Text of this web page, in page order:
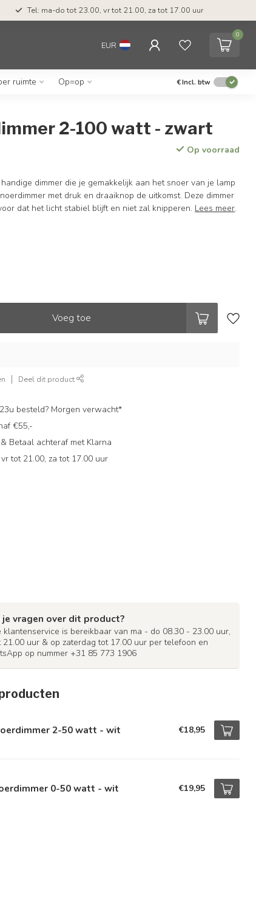
Tel: ma-do tot 23.00, vr tot 21.00, za tot 17.00 uur
EUR
0
ruimte Op=op €Incl. btw
2-100 watt - zwart
Op voorraad
dimmer die je gemakkelijk aan het snoer van je lamp
met druk en draaiknop de uitkomst. Deze dimmer
dat het licht stabiel blijft en niet zal knipperen. Lees meer.
Voeg toe
Deel dit product
besteld? Morgen verwacht*
€55,-
Betaal achteraf met Klarna
tot 21.00, za tot 17.00 uur
je vragen over dit product?
klantenservice is bereikbaar van ma - do 08.30 - 23.00 uur,
21.00 uur & op zaterdag tot 17.00 uur per telefoon en
op nummer +31 85 773 1906
2-50 watt - wit €18,95
0-50 watt - wit €19,95